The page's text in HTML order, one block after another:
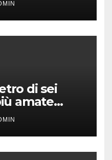
di sei
amate